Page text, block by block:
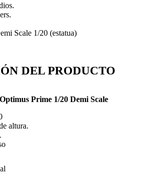
Scale 1/20 (estatua)
DEL PRODUCTO
Prime 1/20 Demi Scale
altura.